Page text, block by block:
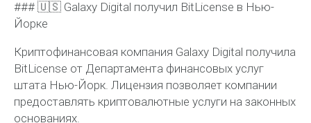
### 🇺🇸 Galaxy Digital получил BitLicense в Нью-
Йорке
Криптофинансовая компания Galaxy Digital получила
BitLicense от Департамента финансовых услуг
штата Нью-Йорк. Лицензия позволяет компании
предоставлять криптовалютные услуги на законных
основаниях.